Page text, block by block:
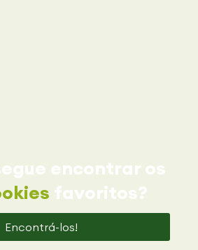
encontrar os
favoritos?
Encontrá-los!